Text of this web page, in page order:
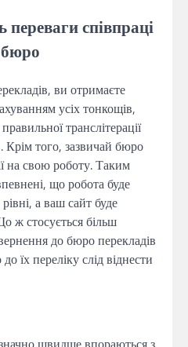
співпраці
ви отримаєте
усіх тонкощів,
транслітерації
Крім того, зазвичай бюро
на свою роботу. Таким
що робота буде
а ваш сайт буде
ж стосується більш
до бюро перекладів
їх переліку слід віднести